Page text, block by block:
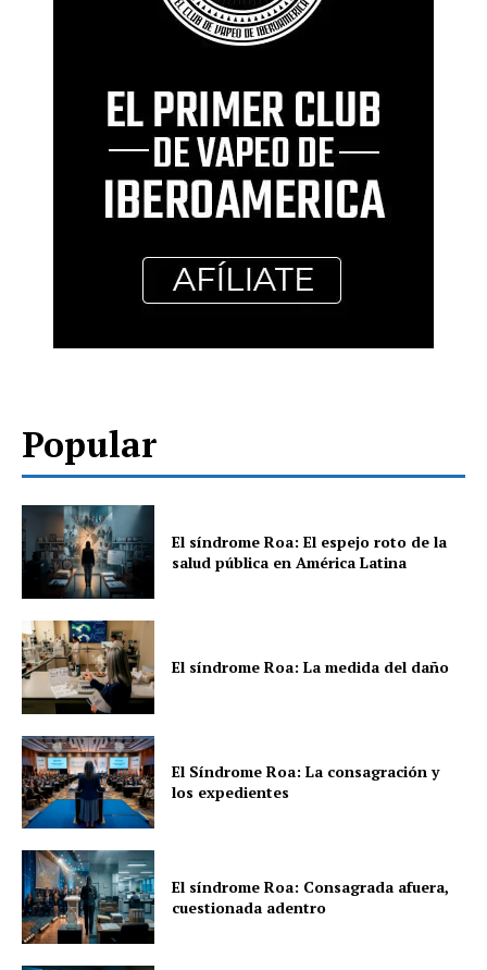
Popular
El síndrome Roa: El espejo roto de la
salud pública en América Latina
El síndrome Roa: La medida del daño
El Síndrome Roa: La consagración y
los expedientes
El síndrome Roa: Consagrada afuera,
cuestionada adentro